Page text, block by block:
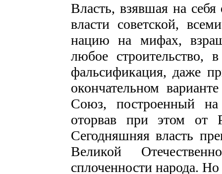
Власть, взявшая на себя
власти советской,
нацию на мифах,
любое строительство,
фальсификация, даже
окончательном
Союз, построенный
оторвав при этом от
Сегодняшняя власть
Великой
сплоченности народа.